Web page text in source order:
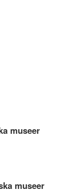
museer
museer